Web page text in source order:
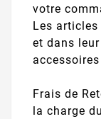
votre
Les
et dans
Frais de
la charge